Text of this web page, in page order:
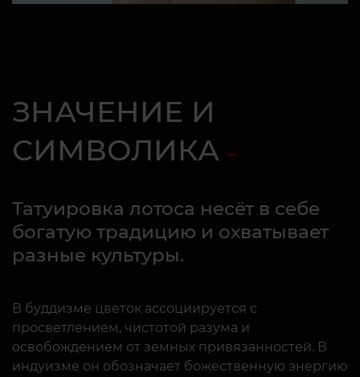
ЗНАЧЕНИЕ И
СИМВОЛИКА
Татуировка лотоса несёт в себе
богатую традицию и охватывает
разные культуры.
В буддизме цветок ассоциируется с
просветлением, чистотой разума и
освобождением от земных привязанностей. В
индуизме он обозначает божественную энергию